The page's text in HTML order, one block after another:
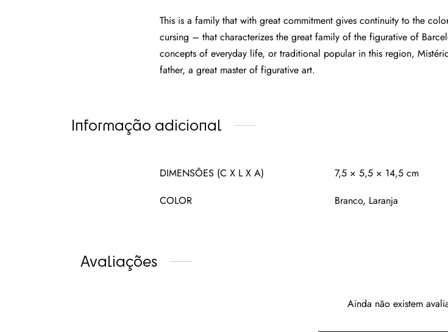
This is a family that with great commitment gives continuity to the
cursing – that characterizes the great family of the figurative of
concepts of everyday life, or traditional popular in this region,
father, a great master of figurative art.
Informação adicional
DIMENSÕES (C X L X A)
7,5 × 5,5 × 14,5 cm
COLOR
Branco, Laranja
Avaliações
Ainda não existem